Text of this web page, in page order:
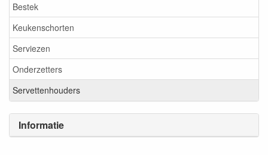
Bestek
Keukenschorten
Serviezen
Onderzetters
Servettenhouders
Informatie